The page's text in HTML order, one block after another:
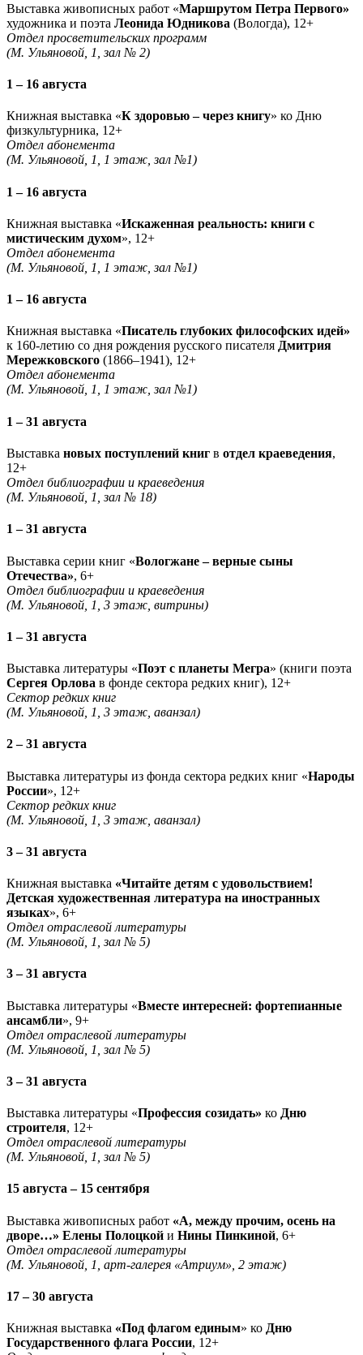
Выставка живописных работ «Маршрутом Петра Первого»
художника и поэта Леонида Юдникова (Вологда), 12+
Отдел просветительских программ
(М. Ульяновой, 1, зал № 2)
1 – 16 августа
Книжная выставка «К здоровью – через книгу» ко Дню
физкультурника, 12+
Отдел абонемента
(М. Ульяновой, 1, 1 этаж, зал №1)
1 – 16 августа
Книжная выставка «Искаженная реальность: книги с
мистическим духом», 12+
Отдел абонемента
(М. Ульяновой, 1, 1 этаж, зал №1)
1 – 16 августа
Книжная выставка «Писатель глубоких философских идей»
к 160-летию со дня рождения русского писателя Дмитрия
Мережковского (1866–1941), 12+
Отдел абонемента
(М. Ульяновой, 1, 1 этаж, зал №1)
1 – 31 августа
Выставка новых поступлений книг в отдел краеведения,
12+
Отдел библиографии и краеведения
(М. Ульяновой, 1, зал № 18)
1 – 31 августа
Выставка серии книг «Вологжане – верные сыны
Отечества», 6+
Отдел библиографии и краеведения
(М. Ульяновой, 1, 3 этаж, витрины)
1 – 31 августа
Выставка литературы «Поэт с планеты Мегра» (книги поэта
Сергея Орлова в фонде сектора редких книг), 12+
Сектор редких книг
(М. Ульяновой, 1, 3 этаж, аванзал)
2 – 31 августа
Выставка литературы из фонда сектора редких книг «Народы
России», 12+
Сектор редких книг
(М. Ульяновой, 1, 3 этаж, аванзал)
3 – 31 августа
Книжная выставка «Читайте детям с удовольствием!
Детская художественная литература на иностранных
языках», 6+
Отдел отраслевой литературы
(М. Ульяновой, 1, зал № 5)
3 – 31 августа
Выставка литературы «Вместе интересней: фортепианные
ансамбли», 9+
Отдел отраслевой литературы
(М. Ульяновой, 1, зал № 5)
3 – 31 августа
Выставка литературы «Профессия созидать» ко Дню
строителя, 12+
Отдел отраслевой литературы
(М. Ульяновой, 1, зал № 5)
15 августа – 15 сентября
Выставка живописных работ «А, между прочим, осень на
дворе…» Елены Полоцкой и Нины Пинкиной, 6+
Отдел отраслевой литературы
(М. Ульяновой, 1, арт-галерея «Атриум», 2 этаж)
17 – 30 августа
Книжная выставка «Под флагом единым» ко Дню
Государственного флага России, 12+